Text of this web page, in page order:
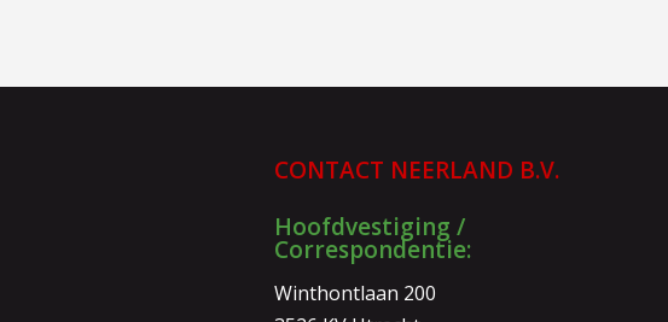
CONTACT NEERLAND B.V.
Hoofdvestiging /
Correspondentie:
Winthontlaan 200